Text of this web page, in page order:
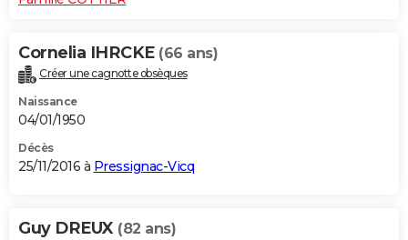
Cornelia IHRCKE (66 ans)
Créer une cagnotte obsèques
Naissance
04/01/1950
Décès
25/11/2016 à Pressignac-Vicq
Guy DREUX (82 ans)